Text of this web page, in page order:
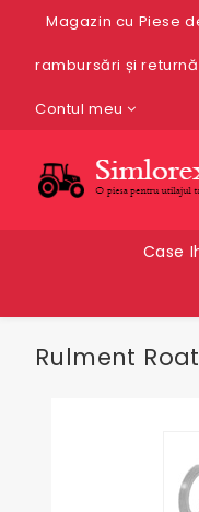
Magazin cu Piese
rambursări și
Contul meu
Case
Rulment